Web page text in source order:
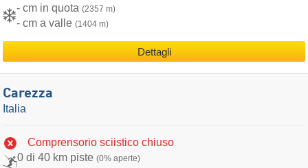
- cm in quota (2357 m)
- cm a valle (1404 m)
Dettagli
Carezza
Italia
Comprensorio sciistico chiuso
0 di 40 km piste (0% aperte)